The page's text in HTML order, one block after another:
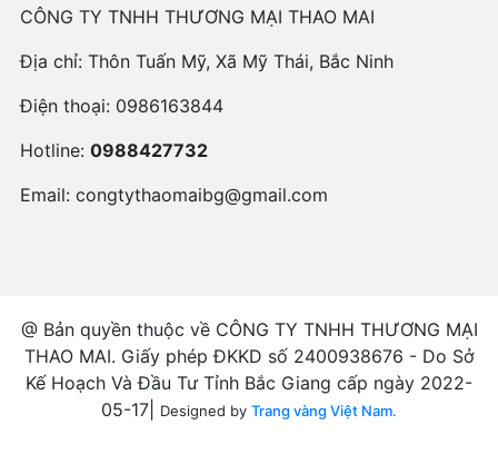
CÔNG TY TNHH THƯƠNG MẠI THAO MAI
Địa chỉ: Thôn Tuấn Mỹ, Xã Mỹ Thái, Bắc Ninh
Điện thoại: 0986163844
Hotline: 0988427732
Email: congtythaomaibg@gmail.com
@ Bản quyền thuộc về CÔNG TY TNHH THƯƠNG MẠI
THAO MAI. Giấy phép ĐKKD số 2400938676 - Do Sở
Kế Hoạch Và Đầu Tư Tỉnh Bắc Giang cấp ngày 2022-
05-17|
Designed by Trang vàng Việt Nam.